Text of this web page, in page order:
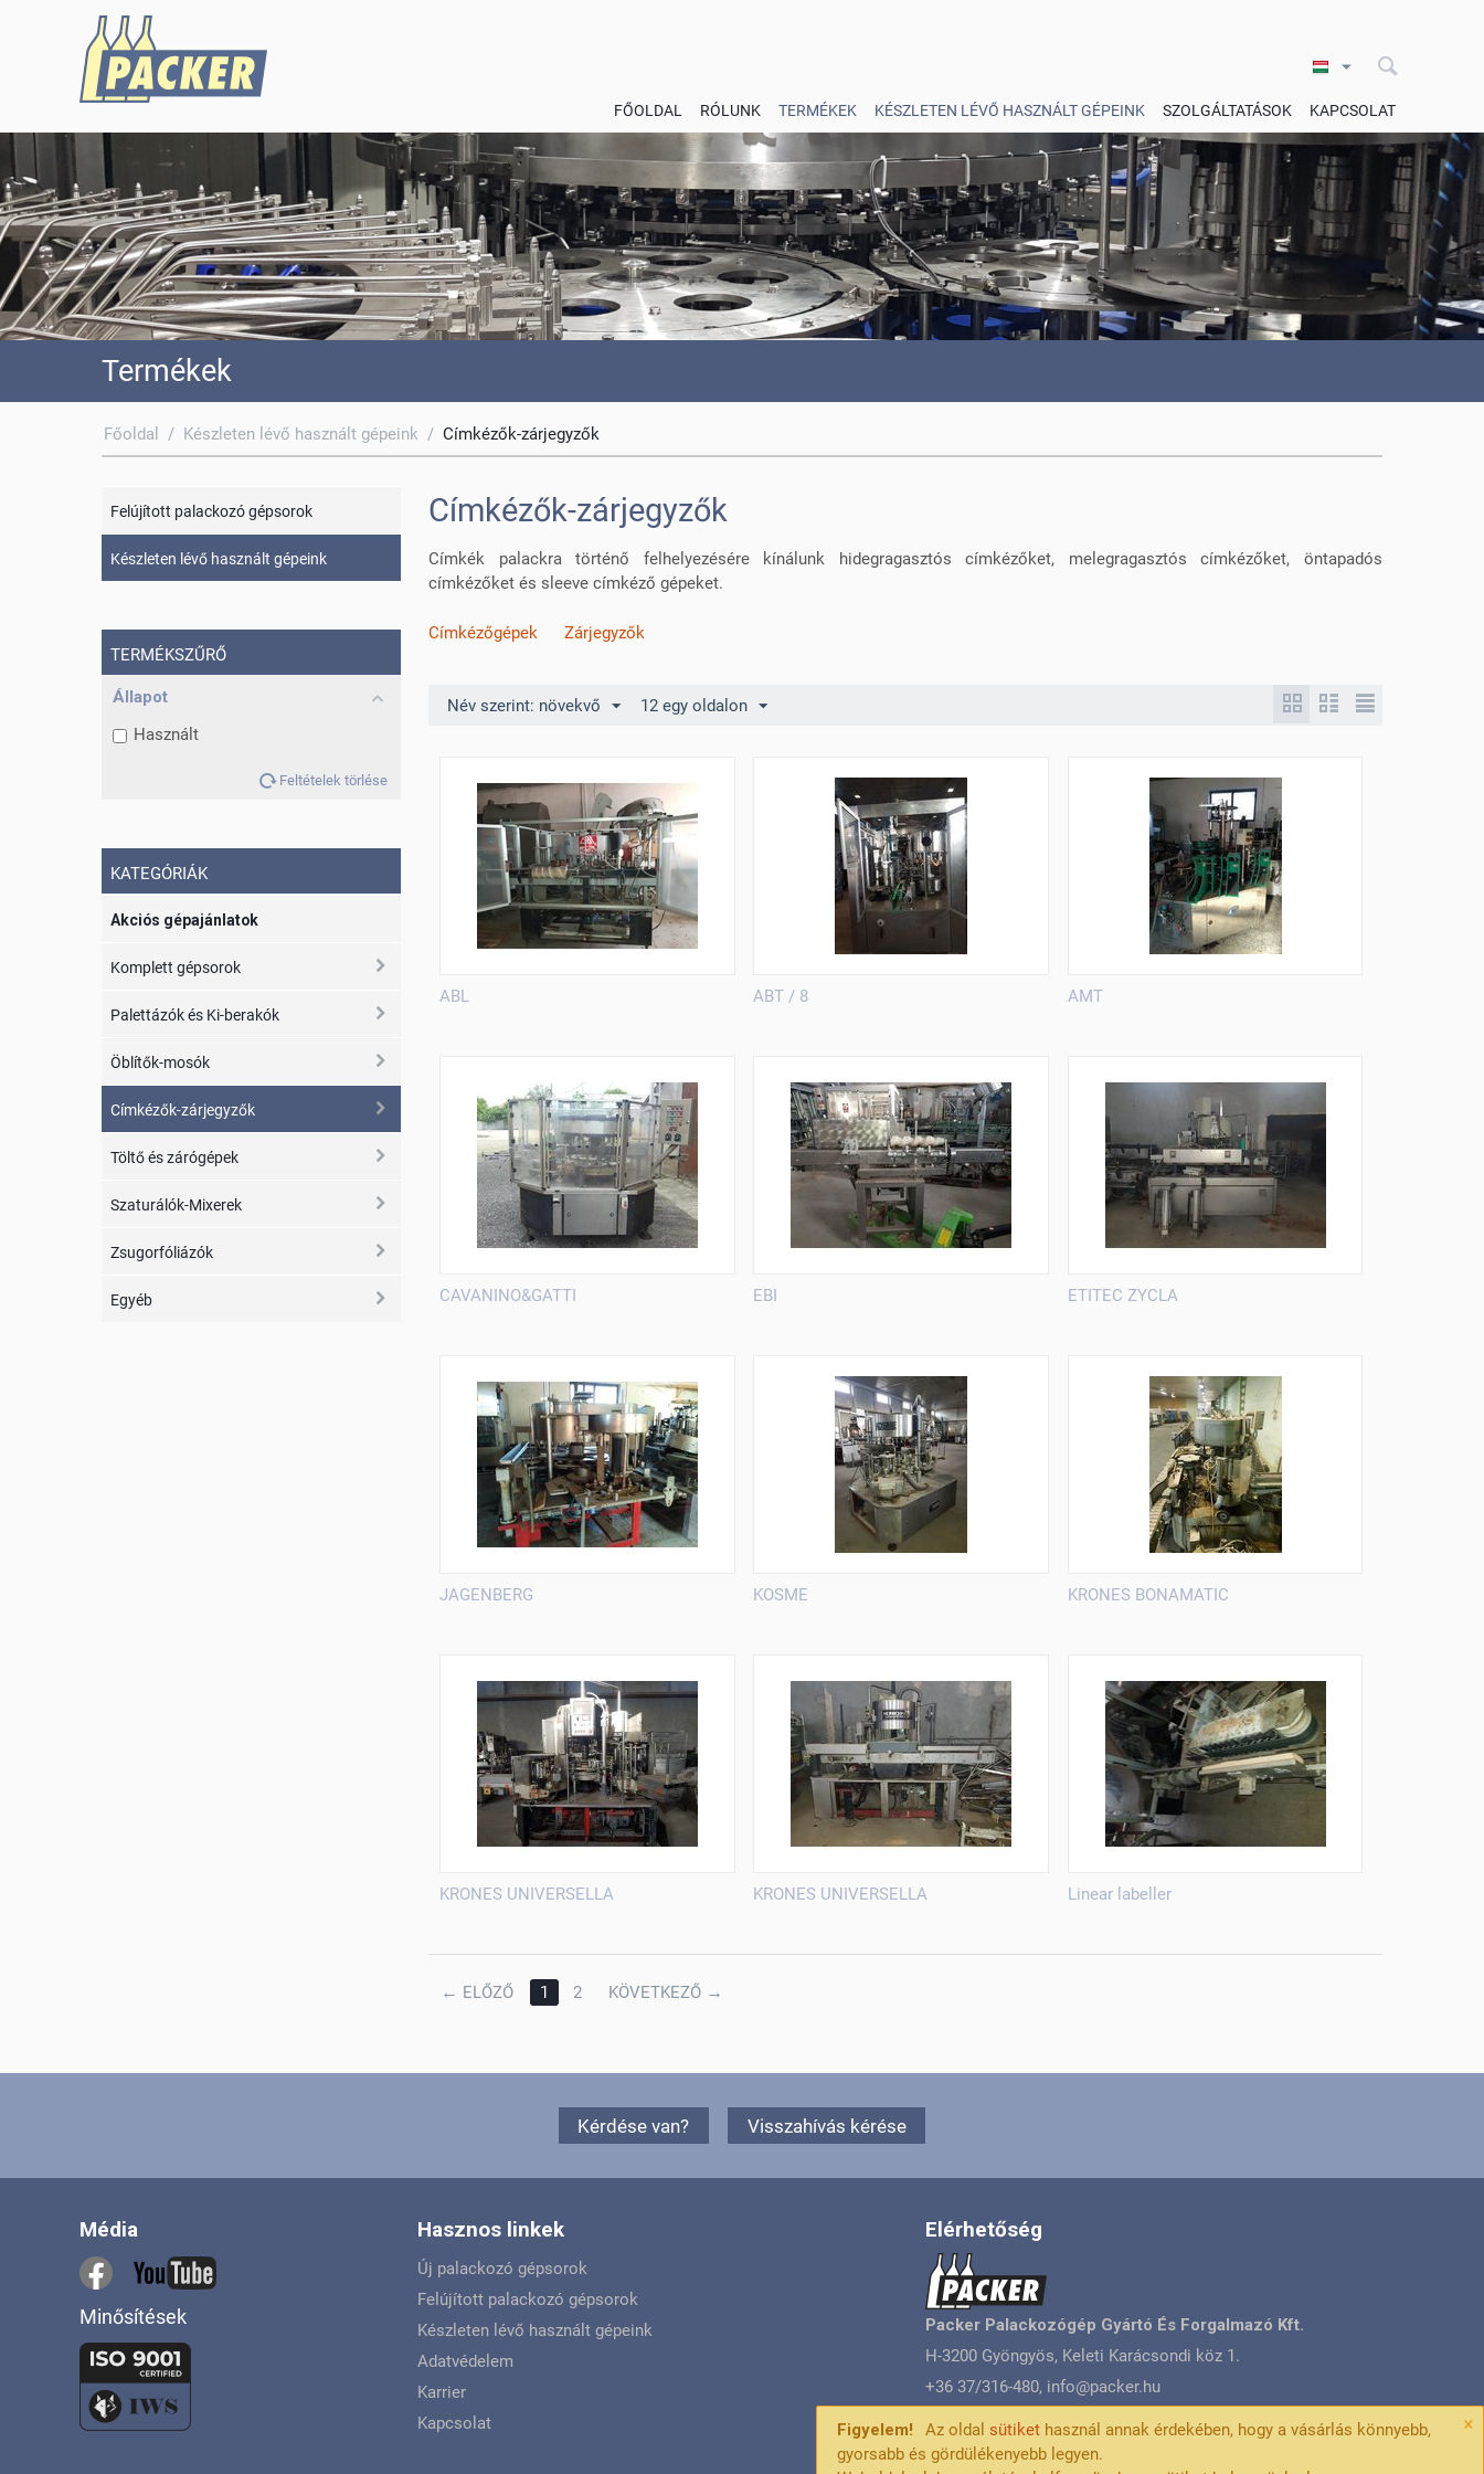
×
Figyelem! Az oldal sütiket használ annak érdekében, hogy a vásárlás könnyebb,
gyorsabb és gördülékenyebb legyen.
FŐOLDAL RÓLUNK TERMÉKEK KÉSZLETEN LÉVŐ HASZNÁLT GÉPEINK SZOLGÁLTATÁSOK KAPCSOLAT
Termékek
Főoldal / Készleten lévő használt gépeink / Címkézők-zárjegyzők
Felújított palackozó gépsorok
Készleten lévő használt gépeink
TERMÉKSZŰRŐ
Állapot
Használt
Feltételek törlése
KATEGÓRIÁK
Akciós gépajánlatok
Komplett gépsorok
Palettázók és Ki-berakók
Öblítők-mosók
Címkézők-zárjegyzők
Töltő és zárógépek
Szaturálók-Mixerek
Zsugorfóliázók
Egyéb
Címkézők-zárjegyzők
Címkék palackra történő felhelyezésére kínálunk hidegragasztós címkézőket, melegragasztós címkézőket, öntapadós
címkézőket és sleeve címkéző gépeket.
Címkézőgépek Zárjegyzők
Név szerint: növekvő 12 egy oldalon
ABL ABT / 8 AMT
CAVANINO&GATTI EBI ETITEC ZYCLA
JAGENBERG KOSME KRONES BONAMATIC
KRONES UNIVERSELLA KRONES UNIVERSELLA Linear labeller
← ELŐZŐ 1 2 KÖVETKEZŐ →
Kérdése van? Visszahívás kérése
Média
Minősítések
Hasznos linkek
Új palackozó gépsorok
Felújított palackozó gépsorok
Készleten lévő használt gépeink
Adatvédelem
Karrier
Kapcsolat
Elérhetőség
Packer Palackozógép Gyártó És Forgalmazó Kft.
H-3200 Gyöngyös, Keleti Karácsondi köz 1.
+36 37/316-480, info@packer.hu